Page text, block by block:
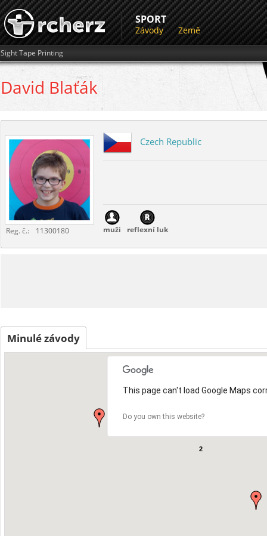
SPORT
Závody Země
Sight Tape Printing
David Blaťák
Reg. č.: 11300180
Czech Republic
muži reflexní luk
Minulé závody
2
This page can't load Google Maps
Do you own this website?